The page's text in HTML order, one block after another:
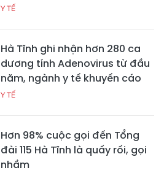
Y TẾ
Hà Tĩnh ghi nhận hơn 280 ca
dương tính Adenovirus từ đầu
năm, ngành y tế khuyến cáo
Y TẾ
Hơn 98% cuộc gọi đến Tổng
đài 115 Hà Tĩnh là quấy rối, gọi
nhầm